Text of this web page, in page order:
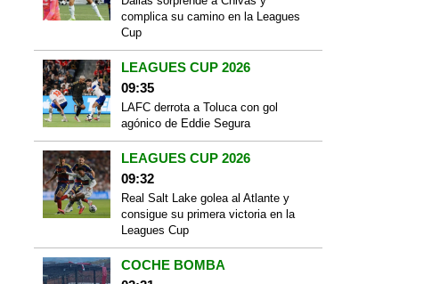
complica su camino en la Leagues
Cup
LEAGUES CUP 2026
09:35
LAFC derrota a Toluca con gol
agónico de Eddie Segura
LEAGUES CUP 2026
09:32
Real Salt Lake golea al Atlante y
consigue su primera victoria en la
Leagues Cup
COCHE BOMBA